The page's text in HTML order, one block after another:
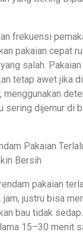
frekuensi
pakaian cepat
salah.
tetap awet jika
menggunakan
sering dijemur di
Pakaian
Bersih
pakaian
jam, justru bisa
bau tidak
15–30 menit